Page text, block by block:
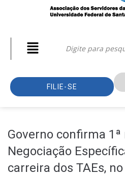
FILIE-SE
Governo confirma 1ª
Negociação
carreira dos TAEs,